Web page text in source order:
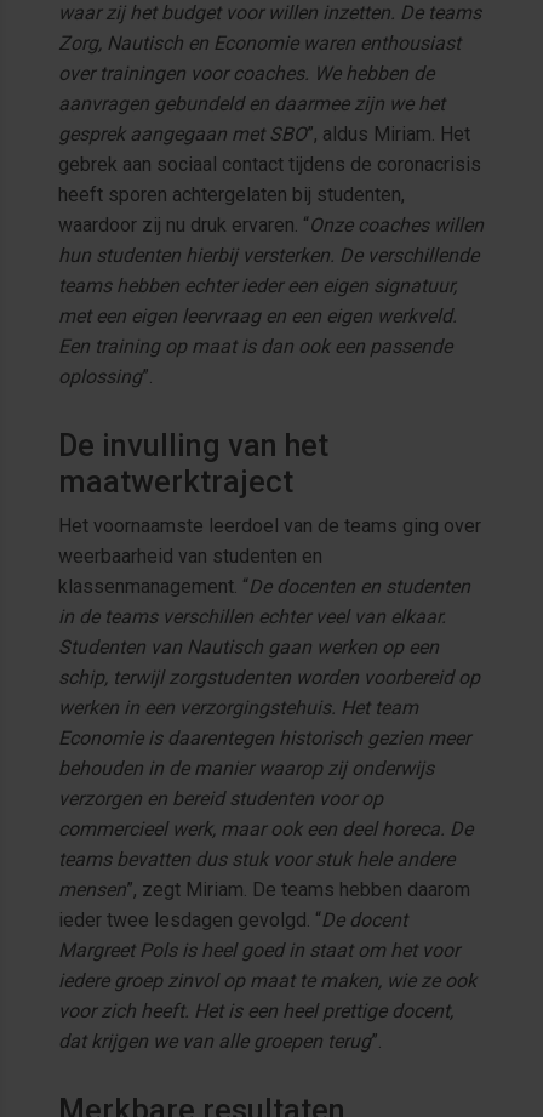
waar zij het budget voor willen inzetten. De teams
Zorg, Nautisch en Economie waren enthousiast
over trainingen voor coaches. We hebben de
aanvragen gebundeld en daarmee zijn we het
gesprek aangegaan met SBO”, aldus Miriam. Het
gebrek aan sociaal contact tijdens de coronacrisis
heeft sporen achtergelaten bij studenten,
waardoor zij nu druk ervaren. “Onze coaches willen
hun studenten hierbij versterken. De verschillende
teams hebben echter ieder een eigen signatuur,
met een eigen leervraag en een eigen werkveld.
Een training op maat is dan ook een passende
oplossing”.
De invulling van het
maatwerktraject
Het voornaamste leerdoel van de teams ging over
weerbaarheid van studenten en
klassenmanagement. “De docenten en studenten
in de teams verschillen echter veel van elkaar.
Studenten van Nautisch gaan werken op een
schip, terwijl zorgstudenten worden voorbereid op
werken in een verzorgingstehuis. Het team
Economie is daarentegen historisch gezien meer
behouden in de manier waarop zij onderwijs
verzorgen en bereid studenten voor op
commercieel werk, maar ook een deel horeca. De
teams bevatten dus stuk voor stuk hele andere
mensen”, zegt Miriam. De teams hebben daarom
ieder twee lesdagen gevolgd. “De docent
Margreet Pols is heel goed in staat om het voor
iedere groep zinvol op maat te maken, wie ze ook
voor zich heeft. Het is een heel prettige docent,
dat krijgen we van alle groepen terug”.